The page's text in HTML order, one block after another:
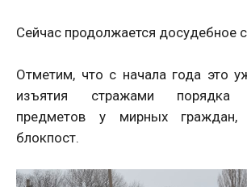
Сейчас продолжается досудебное
Отметим, что с начала года это
изъятия стражами порядка
предметов у мирных граждан,
блокпост.